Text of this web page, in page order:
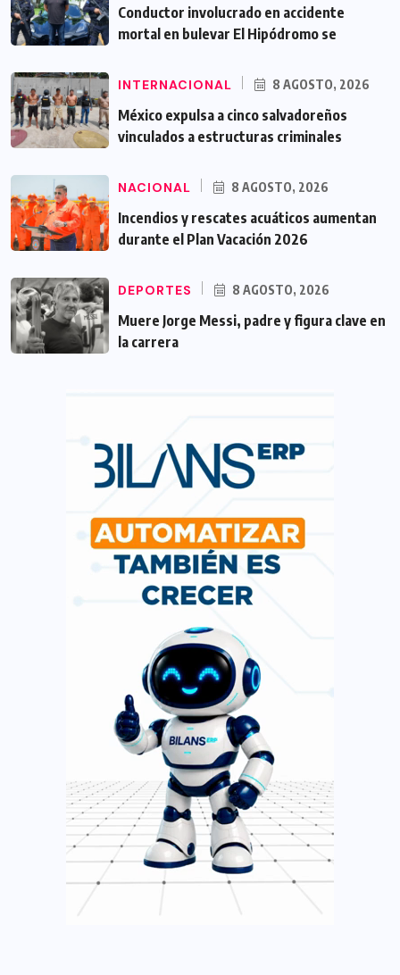
Conductor involucrado en accidente
mortal en bulevar El Hipódromo se
INTERNACIONAL 8 AGOSTO, 2026
México expulsa a cinco salvadoreños
vinculados a estructuras criminales
NACIONAL 8 AGOSTO, 2026
Incendios y rescates acuáticos aumentan
durante el Plan Vacación 2026
DEPORTES 8 AGOSTO, 2026
Muere Jorge Messi, padre y figura clave en
la carrera